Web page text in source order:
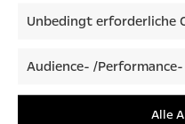
Unbedingt erforderliche
Audience- /
Alle
February
2022
December